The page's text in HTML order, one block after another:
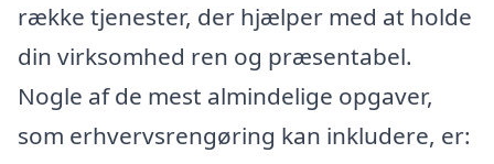
række tjenester, der hjælper med at holde
din virksomhed ren og præsentabel.
Nogle af de mest almindelige opgaver,
som erhvervsrengøring kan inkludere, er: